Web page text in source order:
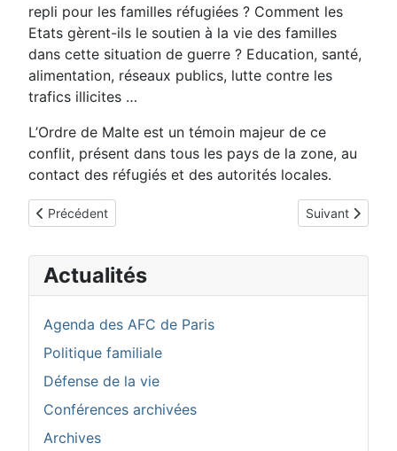
repli pour les familles réfugiées ? Comment les
Etats gèrent-ils le soutien à la vie des familles
dans cette situation de guerre ? Education, santé,
alimentation, réseaux publics, lutte contre les
trafics illicites …
L’Ordre de Malte est un témoin majeur de ce
conflit, présent dans tous les pays de la zone, au
contact des réfugiés et des autorités locales.
Article précédent : Nos enfants dans la déferlante du genre
Précédent Article suivant
Suivant
Actualités
Agenda des AFC de Paris
Politique familiale
Défense de la vie
Conférences archivées
Archives